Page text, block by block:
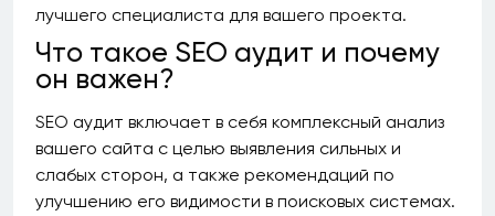
лучшего специалиста для вашего проекта.
Что такое SEO аудит и почему
он важен?
SEO аудит включает в себя комплексный анализ
вашего сайта с целью выявления сильных и
слабых сторон, а также рекомендаций по
улучшению его видимости в поисковых системах.